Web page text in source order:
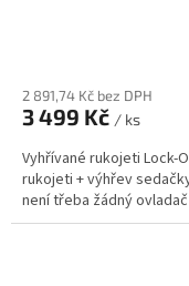
2 891,74 Kč bez DPH
3 499 Kč / ks
Vyhřívané rukojeti Lock-
rukojeti + výhřev
není třeba žádný